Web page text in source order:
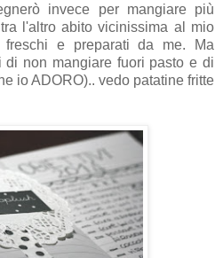
invece per mangiare più
l'altro abito vicinissima al mio
freschi e preparati da me. Ma
di non mangiare fuori pasto e di
io ADORO).. vedo patatine fritte